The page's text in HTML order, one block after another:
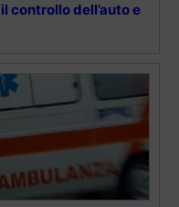
controllo dell’auto e